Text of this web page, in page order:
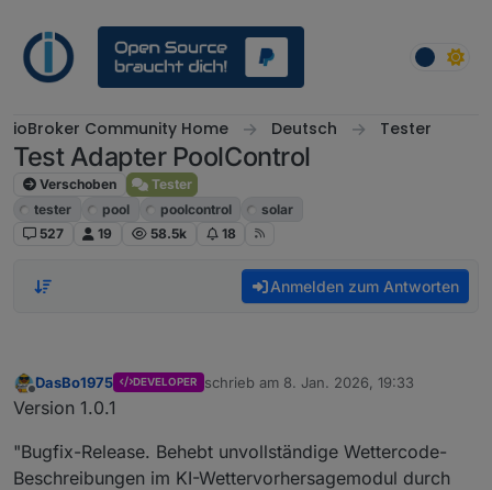
ioBroker Community Home Deutsch Tester
Test Adapter PoolControl
Verschoben
Tester
tester
pool poolcontrol
solar
527
19 58.5k 18
Anmelden zum Antworten
Offline
DasBo1975 DEVELOPER schrieb am 8. Jan. 2026, 19:33
zuletzt editiert von
Version 1.0.1
"Bugfix-Release. Behebt unvollständige Wettercode-
Beschreibungen im KI-Wettervorhersagemodul durch